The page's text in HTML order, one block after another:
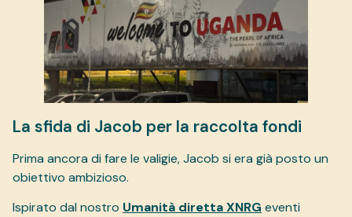
La sfida di Jacob per la raccolta fondi
Prima ancora di fare le valigie, Jacob si era già posto un
obiettivo ambizioso.
Ispirato dal nostro Umanità diretta XNRG eventi